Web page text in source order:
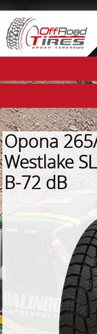
Opona
Westlake
B-72 dB